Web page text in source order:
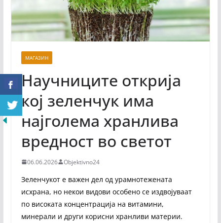
МАГАЗИН
Научниците открија
кој зеленчук има
најголема хранлива
вредност во светот
06.06.2026 Objektivno24
Зеленчукот е важен дел од урамнотежената
исхрана, но некои видови особено се издвојуваат
по високата концентрација на витамини,
минерали и други корисни хранливи материи.